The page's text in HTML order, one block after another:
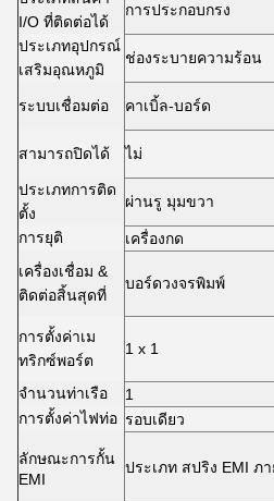
I/O ที่ติดต่อได้
การประกอบกรง
ประเภทอุปกรณ์
เสริมอุณหภูมิ
ช่องระบายความร้อน
ระบบเชื่อมต่อ คาเบิ้ล-บอร์ด
สามารถปิดได้ ไม่
ประเภทการติด
ตั้ง
ผ่านรู มุมขวา
การยุติ เครื่องกด
เครื่องเชื่อม &
ติดต่อสิ้นสุดที่
บอร์ดวงจรพิมพ์
การตั้งค่าเม
ทริกซ์พอร์ต
1 x 1
จํานวนท่าเรือ 1
การตั้งค่าไฟท่อ รอบเดียว
ลักษณะการกั้น
EMI
ประเภท สปริง EMI ภ